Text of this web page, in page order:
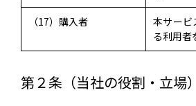
（17）購入者
本サービ
る利用者
第２条（当社の役割・立場）